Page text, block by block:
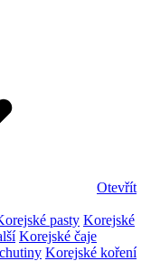
Otevřít
pasty Korejské
Korejské čaje
Korejské koření